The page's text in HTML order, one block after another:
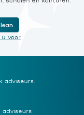
u voor